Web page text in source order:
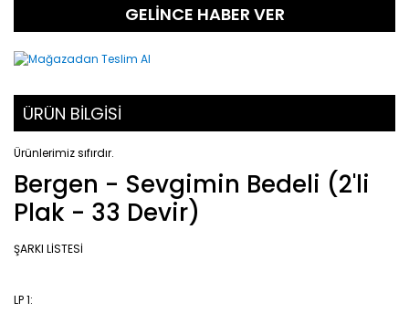
GELİNCE HABER VER
ÜRÜN BİLGİSİ
Ürünlerimiz sıfırdır.
Bergen - Sevgimin Bedeli (2'li
Plak - 33 Devir)
ŞARKI LİSTESİ
LP 1: